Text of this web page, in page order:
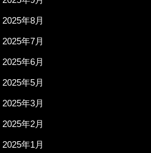
2025年8月
2025年7月
2025年6月
2025年5月
2025年3月
2025年2月
2025年1月